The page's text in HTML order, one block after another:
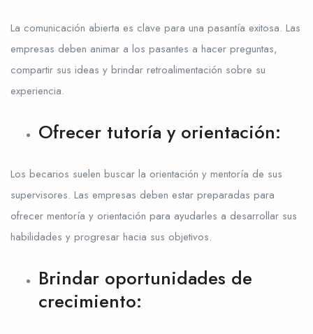
La comunicación abierta es clave para una pasantía exitosa. Las
empresas deben animar a los pasantes a hacer preguntas,
compartir sus ideas y brindar retroalimentación sobre su
experiencia.
Ofrecer tutoría y orientación:
Los becarios suelen buscar la orientación y mentoría de sus
supervisores. Las empresas deben estar preparadas para
ofrecer mentoría y orientación para ayudarles a desarrollar sus
habilidades y progresar hacia sus objetivos.
Brindar oportunidades de
crecimiento: